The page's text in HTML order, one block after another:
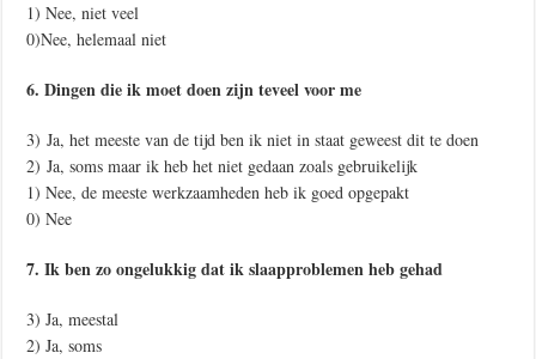
1) Nee, niet veel
0)Nee, helemaal niet
6. Dingen die ik moet doen zijn teveel voor me
3) Ja, het meeste van de tijd ben ik niet in staat geweest dit te doen
2) Ja, soms maar ik heb het niet gedaan zoals gebruikelijk
1) Nee, de meeste werkzaamheden heb ik goed opgepakt
0) Nee
7. Ik ben zo ongelukkig dat ik slaapproblemen heb gehad
3) Ja, meestal
2) Ja, soms